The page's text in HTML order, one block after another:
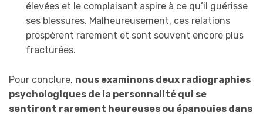
élevées et le complaisant aspire à ce qu’il guérisse
ses blessures. Malheureusement, ces relations
prospèrent rarement et sont souvent encore plus
fracturées.
Pour conclure, nous examinons deux radiographies
psychologiques de la personnalité qui se
sentiront rarement heureuses ou épanouies dans